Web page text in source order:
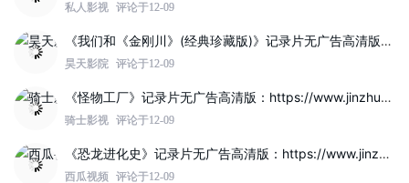
私人影视 评论于12-09
《我们和《金刚川》(经典珍藏版)》记录片无广告高清版：https://www.jinzhuqq.com/dyvideo/117808.html
昊天影院 评论于12-09
《怪物工厂》记录片无广告高清版：https://www.jinzhuqq.com/dyvideo/117807.html
骑士影视 评论于12-09
《恐龙进化史》记录片无广告高清版：https://www.jinzhuqq.com/dyvideo/117802.html
西瓜视频 评论于12-09